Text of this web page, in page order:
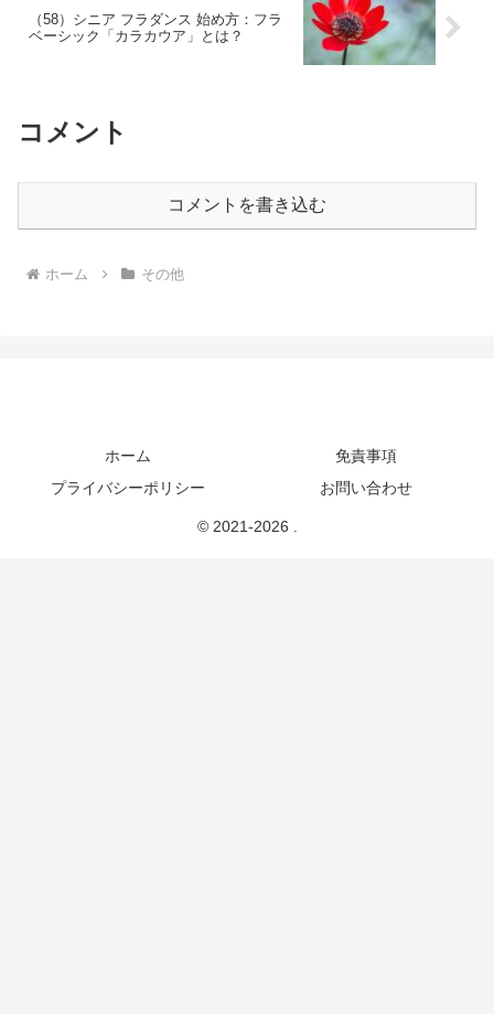
（58）シニア フラダンス 始め方：フラ
ベーシック「カラカウア」とは？
コメント
コメントを書き込む
ホーム その他
ホーム
免責事項
プライバシーポリシー
お問い合わせ
© 2021-2026 .